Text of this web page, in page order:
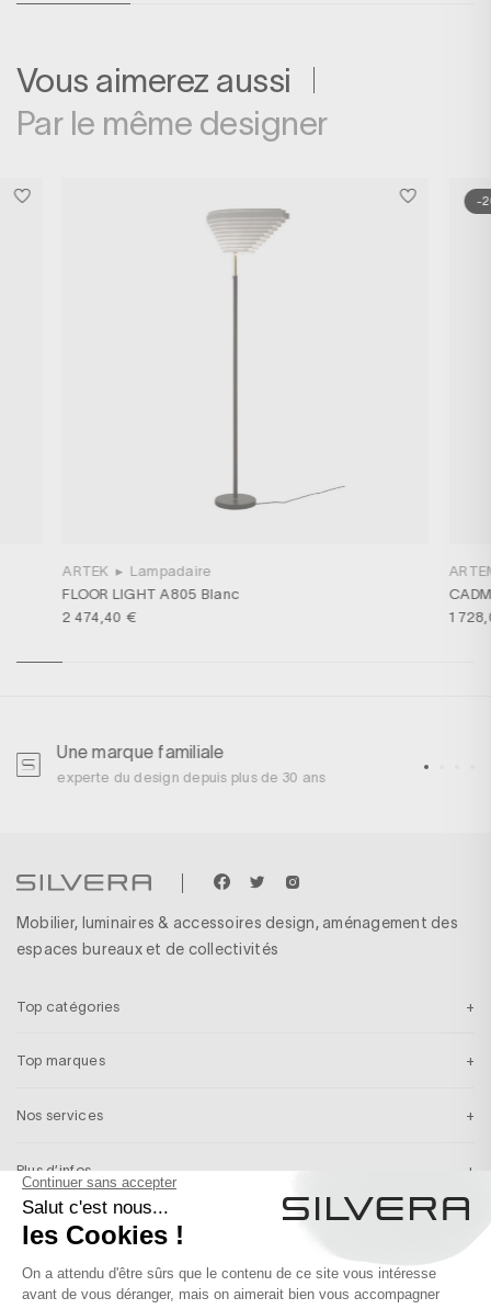
Vous aimerez aussi
Par le même designer
ARTEK ▸ Lampadaire
FLOOR LIGHT A805 Blanc
2 474,40 €
-
1
Une marque familiale
experte du design depuis plus de 30 ans
Mobilier, luminaires & accessoires design, aménagement des
espaces bureaux et de collectivités
Top catégories
Top marques
Nos services
Plus d’infos
Inscription newsletter
Recevez en exclusivité nos inspirations & nos dernières actualités